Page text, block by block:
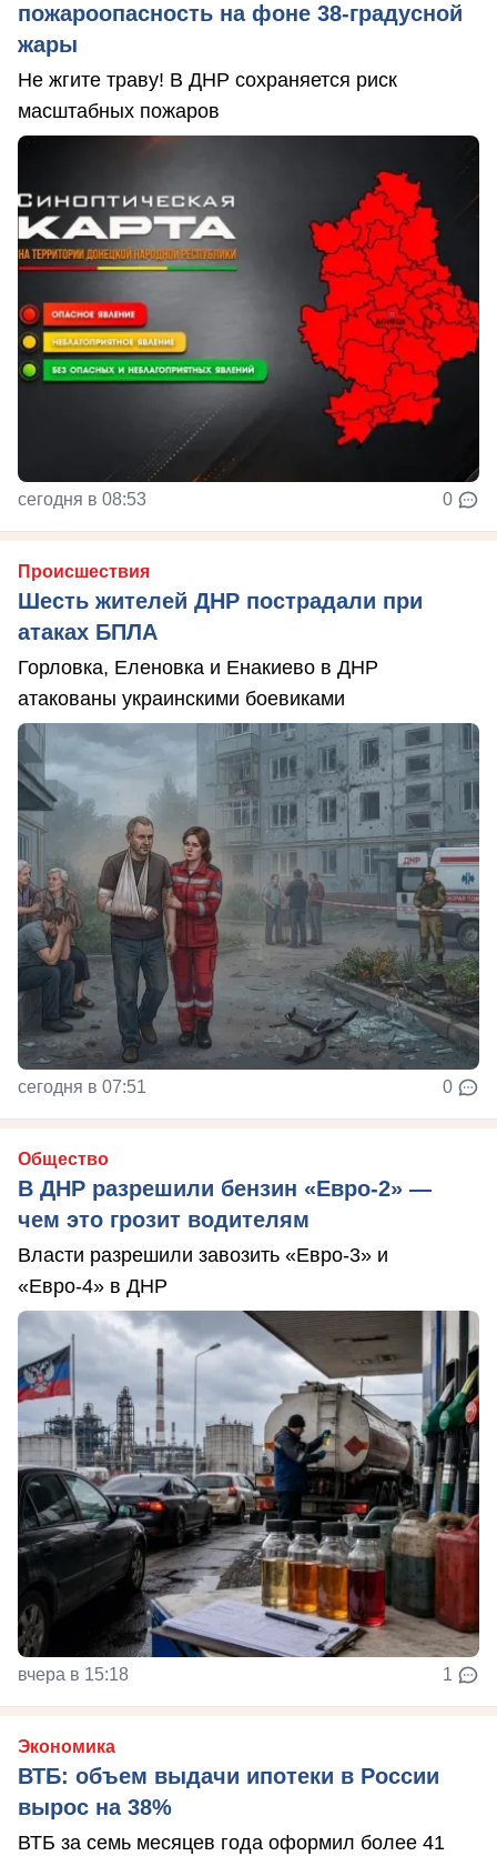
пожароопасность на фоне 38-градусной
жары
Не жгите траву! В ДНР сохраняется риск
масштабных пожаров
сегодня в 08:53 0
Происшествия
Шесть жителей ДНР пострадали при
атаках БПЛА
Горловка, Еленовка и Енакиево в ДНР
атакованы украинскими боевиками
сегодня в 07:51 0
Общество
В ДНР разрешили бензин «Евро-2» —
чем это грозит водителям
Власти разрешили завозить «Евро-3» и
«Евро-4» в ДНР
вчера в 15:18 1
Экономика
ВТБ: объем выдачи ипотеки в России
вырос на 38%
ВТБ за семь месяцев года оформил более 41